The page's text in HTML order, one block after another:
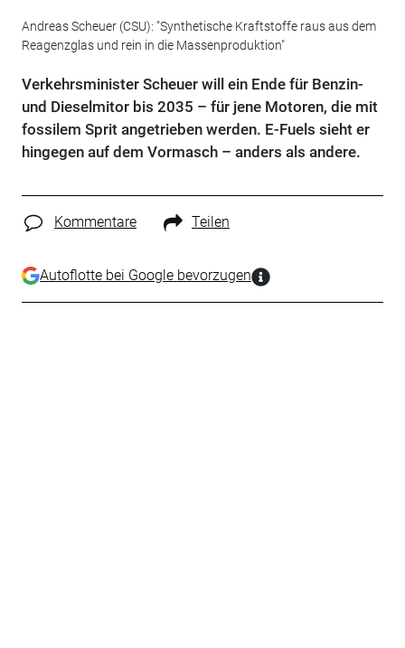
Andreas Scheuer (CSU): "Synthetische Kraftstoffe raus aus dem
Reagenzglas und rein in die Massenproduktion"
Verkehrsminister Scheuer will ein Ende für Benzin-
und Dieselmitor bis 2035 – für jene Motoren, die mit
fossilem Sprit angetrieben werden. E-Fuels sieht er
hingegen auf dem Vormasch – anders als andere.
Kommentare Teilen
Autoflotte bei Google bevorzugen